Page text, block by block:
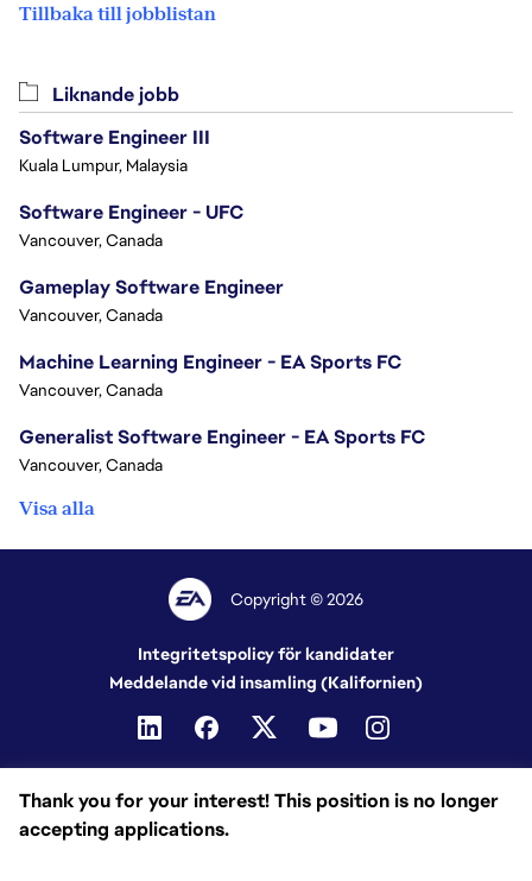
Tillbaka till jobblistan
Thank you for your interest! This position is no longer
accepting applications.
Liknande jobb
Software Engineer III
Kuala Lumpur, Malaysia
Software Engineer - UFC
Vancouver, Canada
Gameplay Software Engineer
Vancouver, Canada
Machine Learning Engineer - EA Sports FC
Vancouver, Canada
Generalist Software Engineer - EA Sports FC
Vancouver, Canada
Visa alla
Copyright © 2026
Integritetspolicy för kandidater
Meddelande vid insamling (Kalifornien)